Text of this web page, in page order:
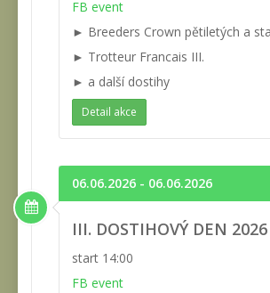
FB event
► Breeders Crown pětiletých a
► Trotteur Francais III.
► a další dostihy
Detail akce
06.06.2026 - 06.06.2026
III. DOSTIHOVÝ DEN 2026
start 14:00
FB event